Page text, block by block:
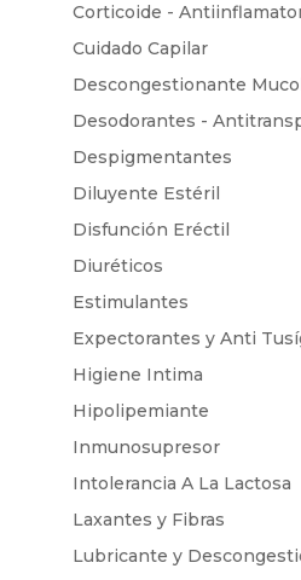
Corticoide -
Cuidado Capilar
Descongestionante
Desodorantes -
Despigmentantes
Diluyente Estéril
Disfunción Eréctil
Diuréticos
Estimulantes
Expectorantes y Anti
Higiene Intima
Hipolipemiante
Inmunosupresor
Intolerancia A La Lactosa
Laxantes y Fibras
Lubricante y